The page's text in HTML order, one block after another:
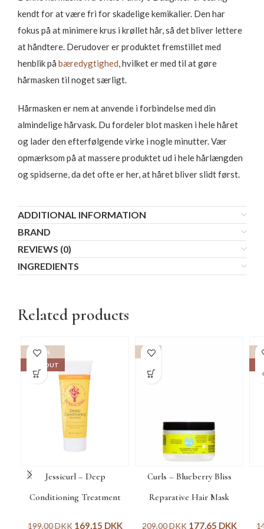
kendt for at være fri for skadelige kemikalier. Den har
fokus på at minimere krus i krøllet hår, så det bliver lettere
at håndtere. Derudover er produktet fremstillet med
henblik på bæredygtighed, hvilket er med til at gøre
hårmasken til noget særligt.
Hårmasken er nem at anvende i forbindelse med din
almindelige hårvask. Du fordeler blot masken i hele håret
og lader den efterfølgende virke i nogle minutter. Vær
opmærksom på at massere produktet ud i hele hårlængden
og spidserne, da det ofte er her, at håret bliver slidt først.
ADDITIONAL INFORMATION
BRAND
REVIEWS (0)
INGREDIENTS
Related products
-15%
SOLD OUT
Jessicurl – Deep
Conditioning Treatment
199,00DKK 169,15 DKK
-15%
Curls – Blueberry Bliss
Reparative Hair Mask
209,00DKK 177,65 DKK